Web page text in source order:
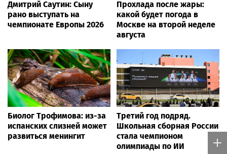
Дмитрий Саутин: Сыну
рано выступать на
чемпионате Европы 2026
Прохлада после жары:
какой будет погода в
Москве на второй неделе
августа
Биолог Трофимова: из-за
испанских слизней может
развиться менингит
Третий год подряд.
Школьная сборная России
стала чемпионом
олимпиады по ИИ